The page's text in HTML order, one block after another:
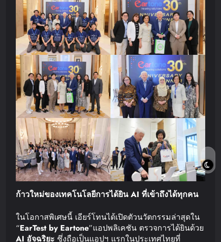
ก้าวใหม่ของเทคโนโลยีการได้ยินAI ที่เข้าถึงได้ทุกคน
ในโอกาสพิเศษนี้ เอียร์โทนได้เปิดตัวนวัตกรรมล่าสุดใน
“EarTest by Eartone”แอปพลิเคชัน ตรวจการได้ยินด้วย
AI อัจฉริยะ ซึ่งถือเป็นแอปฯ แรกในประเทศไทยที่